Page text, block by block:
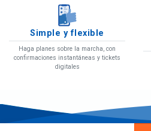
Simple y flexible
Haga planes sobre la marcha, con
confirmaciones instantáneas y tickets
digitales